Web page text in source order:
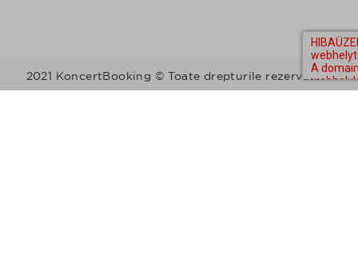
2021 KoncertBooking © Toate drepturile rezervate.
Kapcsolat | Telefonszám: +36 30 157 9812 | E-mail: